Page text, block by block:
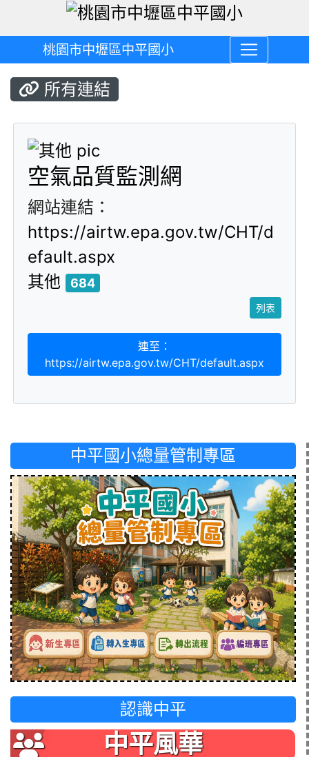
桃園市中壢區中平國小
所有連結
title:其他
空氣品質監測網
網站連結：
https://airtw.epa.gov.tw/CHT/d
efault.aspx
其他
684
列表
連至：
https://airtw.epa.gov.tw/CHT/default.aspx
中平國小總量管制專區
認識中平
中平風華